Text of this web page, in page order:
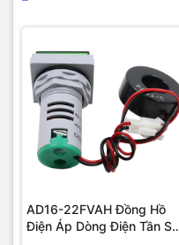
AD16-22FVAH Đồng Hồ
Điện Áp Dòng Điện Tần Số